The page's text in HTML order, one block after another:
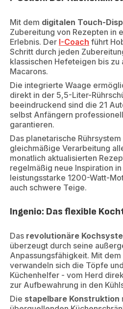
Mit dem digitalen Touch-
Zubereitung von Rezepten in
Erlebnis. Der I-Coach führt
Schritt durch jeden
klassischen Hefeteigen bis zu
Macarons.
Die integrierte Waage
direkt in der 5,5-Liter-
beeindruckend sind die 21
selbst Anfängern
garantieren.
Das planetarische
gleichmäßige Verarbeitung
monatlich aktualisierten
regelmäßig neue Inspiration
leistungsstarke 1200-Watt-
auch schwere Teige.
Ingenio: Das flexible
Das revolutionäre
überzeugt durch seine
Anpassungsfähigkeit. Mit
verwandeln sich die Töpfe
Küchenhelfer - vom Herd
zur Aufbewahrung in den
Die stapelbare Konstruktion